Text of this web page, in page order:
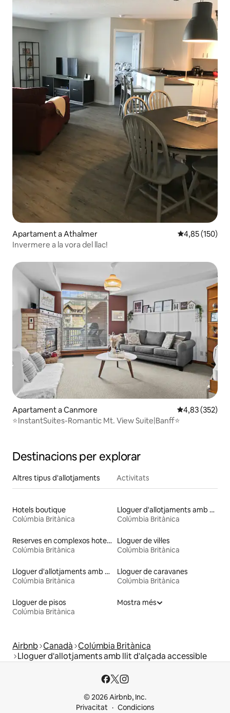
Apartament a Athalmer 4,85 de
4,85 (150)
Invermere a la vora del llac!
Apartament a Canmore 4,83 de
4,83 (352)
⭐️InstantSuites-Romantic Mt. View Suite|Banff⭐️
Destinacions per explorar
Altres tipus d'allotjaments Activitats
Hotels boutique
Colúmbia Britànica
Lloguer d'allotjaments amb accés a un llac
Colúmbia Britànica
Reserves en complexos hotelers
Colúmbia Britànica
Lloguer de vil·les
Colúmbia Britànica
Lloguer d'allotjaments amb vàter d'alçada accessible
Colúmbia Britànica
Lloguer de caravanes
Colúmbia Britànica
Lloguer de pisos
Colúmbia Britànica
Mostra més
Airbnb Canadà Colúmbia Britànica
Lloguer d'allotjaments amb llit d'alçada accessible
© 2026 Airbnb, Inc.
Privacitat
Condicions